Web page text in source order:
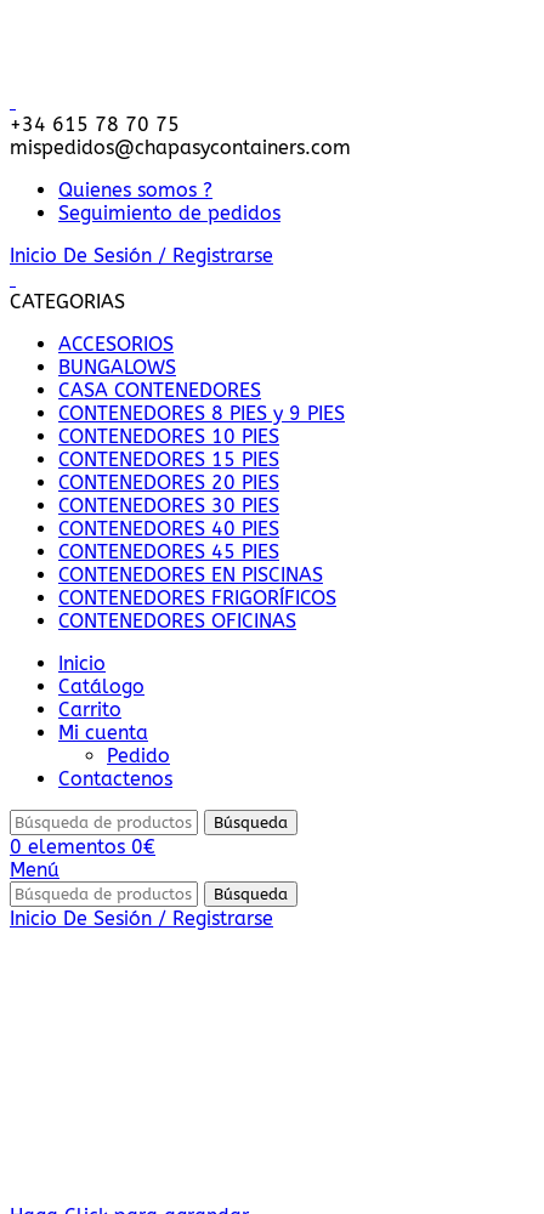
+34 615 78 70 75
mispedidos@chapasycontainers.com
Quienes somos ?
Seguimiento de pedidos
Inicio De Sesión / Registrarse
CATEGORIAS
ACCESORIOS
BUNGALOWS
CASA CONTENEDORES
CONTENEDORES 8 PIES y 9 PIES
CONTENEDORES 10 PIES
CONTENEDORES 15 PIES
CONTENEDORES 20 PIES
CONTENEDORES 30 PIES
CONTENEDORES 40 PIES
CONTENEDORES 45 PIES
CONTENEDORES EN PISCINAS
CONTENEDORES FRIGORÍFICOS
CONTENEDORES OFICINAS
Inicio
Catálogo
Carrito
Mi cuenta
Pedido
Contactenos
Búsqueda
0 elementos 0€
Menú
Búsqueda
Inicio De Sesión / Registrarse